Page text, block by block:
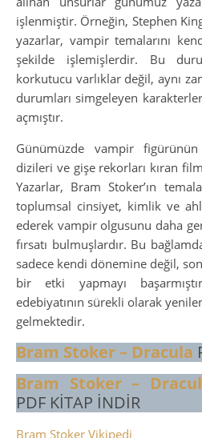
işlenmiştir. Örneğin, Stephen
yazarlar, vampir temalarını
şekilde işlemişlerdir. Bu
korkutucu varlıklar değil, aynı
durumları simgeleyen
açmıştır.
Günümüzde vampir
dizileri ve gişe rekorları kıran
Yazarlar, Bram Stoker’ın
toplumsal cinsiyet, kimlik ve
ederek vampir olgusunu daha
fırsatı bulmuşlardır. Bu
sadece kendi dönemine değil,
bir etki yapmayı
edebiyatının sürekli olarak
gelmektedir.
Bram Stoker – Dracula
Bram Stoker –
PDF KİTAP İNDİR
Bram Stoker Vikipedi